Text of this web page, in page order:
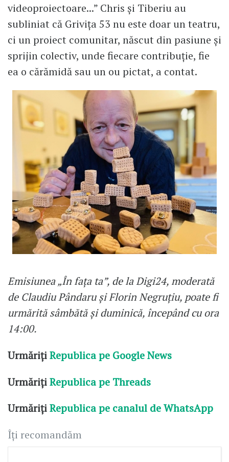
videoproiectoare...” Chris și Tiberiu au
subliniat că Grivița 53 nu este doar un teatru,
ci un proiect comunitar, născut din pasiune și
sprijin colectiv, unde fiecare contribuție, fie
ea o cărămidă sau un ou pictat, a contat.
Emisiunea „În fața ta”, de la Digi24, moderată
de Claudiu Pândaru și Florin Negruțiu, poate fi
urmărită sâmbătă și duminică, începând cu ora
14:00.
UrmărițiRepublica pe Google News
UrmărițiRepublica pe Threads
UrmărițiRepublica pe canalul de WhatsApp
Îți recomandăm